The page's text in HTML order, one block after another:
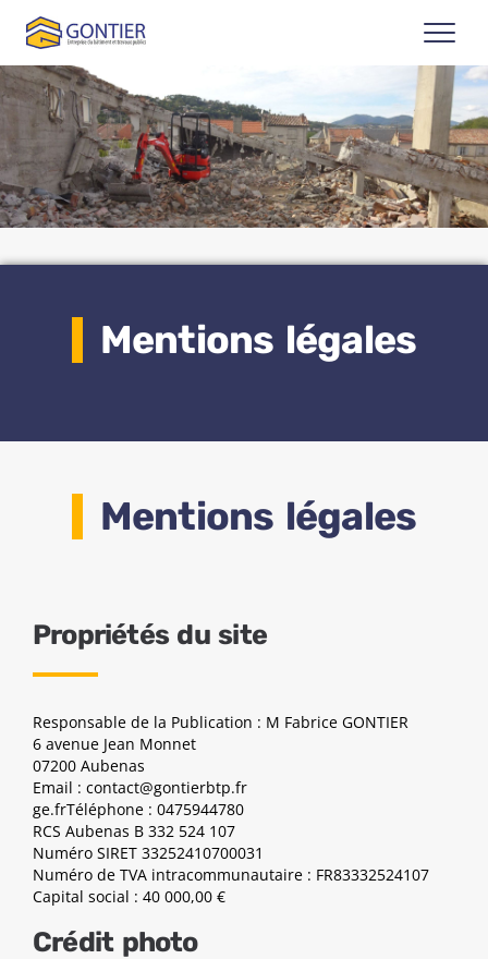
Mentions légales
Mentions légales
Propriétés du site
Responsable de la Publication : M Fabrice GONTIER
6 avenue Jean Monnet
07200 Aubenas
Email : contact@gontierbtp.fr
ge.frTéléphone : 0475944780
RCS Aubenas B 332 524 107
Numéro SIRET 33252410700031
Numéro de TVA intracommunautaire : FR83332524107
Capital social : 40 000,00 €
Crédit photo